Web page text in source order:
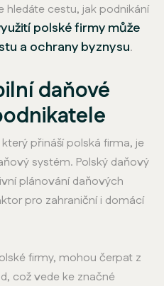
hledáte cestu, jak podnikání
polské firmy může
a ochrany byznysu.
daňové
přináší polská firma, je
systém. Polský daňový
plánování daňových
pro zahraniční i domácí
firmy, mohou čerpat z
což vede ke značné